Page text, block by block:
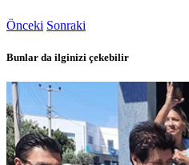
Önceki Sonraki
Bunlar da ilginizi çekebilir